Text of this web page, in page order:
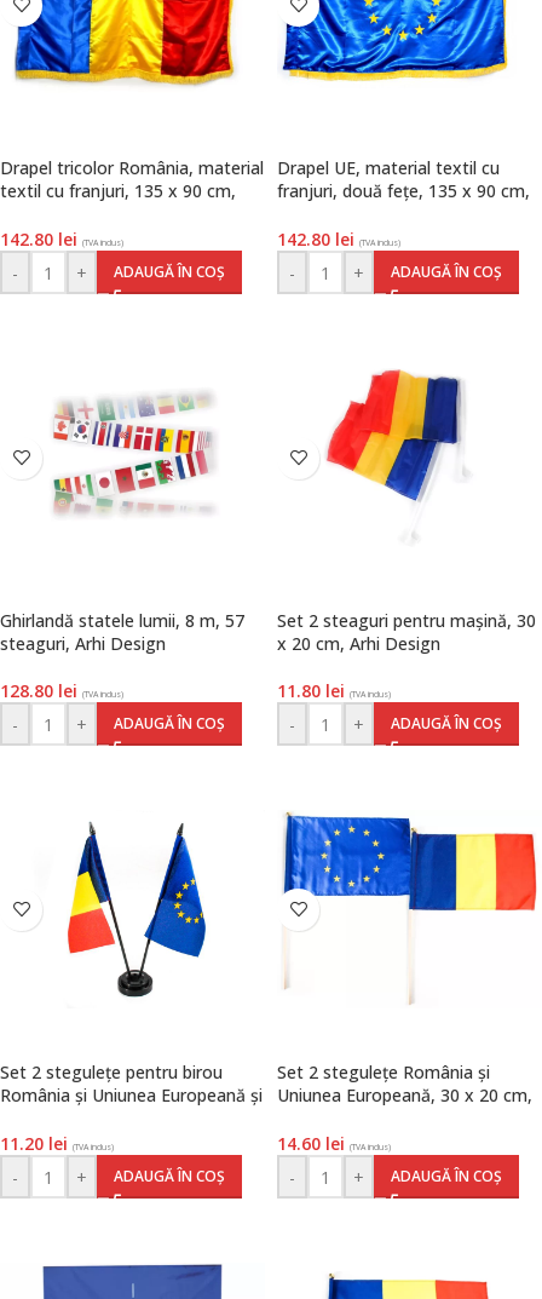
Drapel tricolor România, material
textil cu franjuri, 135 x 90 cm,
142.80 lei (TVA inclus)
- + ADAUGĂ ÎN COȘ
Drapel UE, material textil cu
franjuri, două fețe, 135 x 90 cm,
142.80 lei (TVA inclus)
- + ADAUGĂ ÎN COȘ
Ghirlandă statele lumii, 8 m, 57
steaguri, Arhi Design
128.80 lei (TVA inclus)
- + ADAUGĂ ÎN COȘ
Set 2 steaguri pentru mașină, 30
x 20 cm, Arhi Design
11.80 lei (TVA inclus)
- + ADAUGĂ ÎN COȘ
Set 2 stegulețe pentru birou
România și Uniunea Europeană și
11.20 lei (TVA inclus)
- + ADAUGĂ ÎN COȘ
Set 2 stegulețe România și
Uniunea Europeană, 30 x 20 cm,
14.60 lei (TVA inclus)
- + ADAUGĂ ÎN COȘ